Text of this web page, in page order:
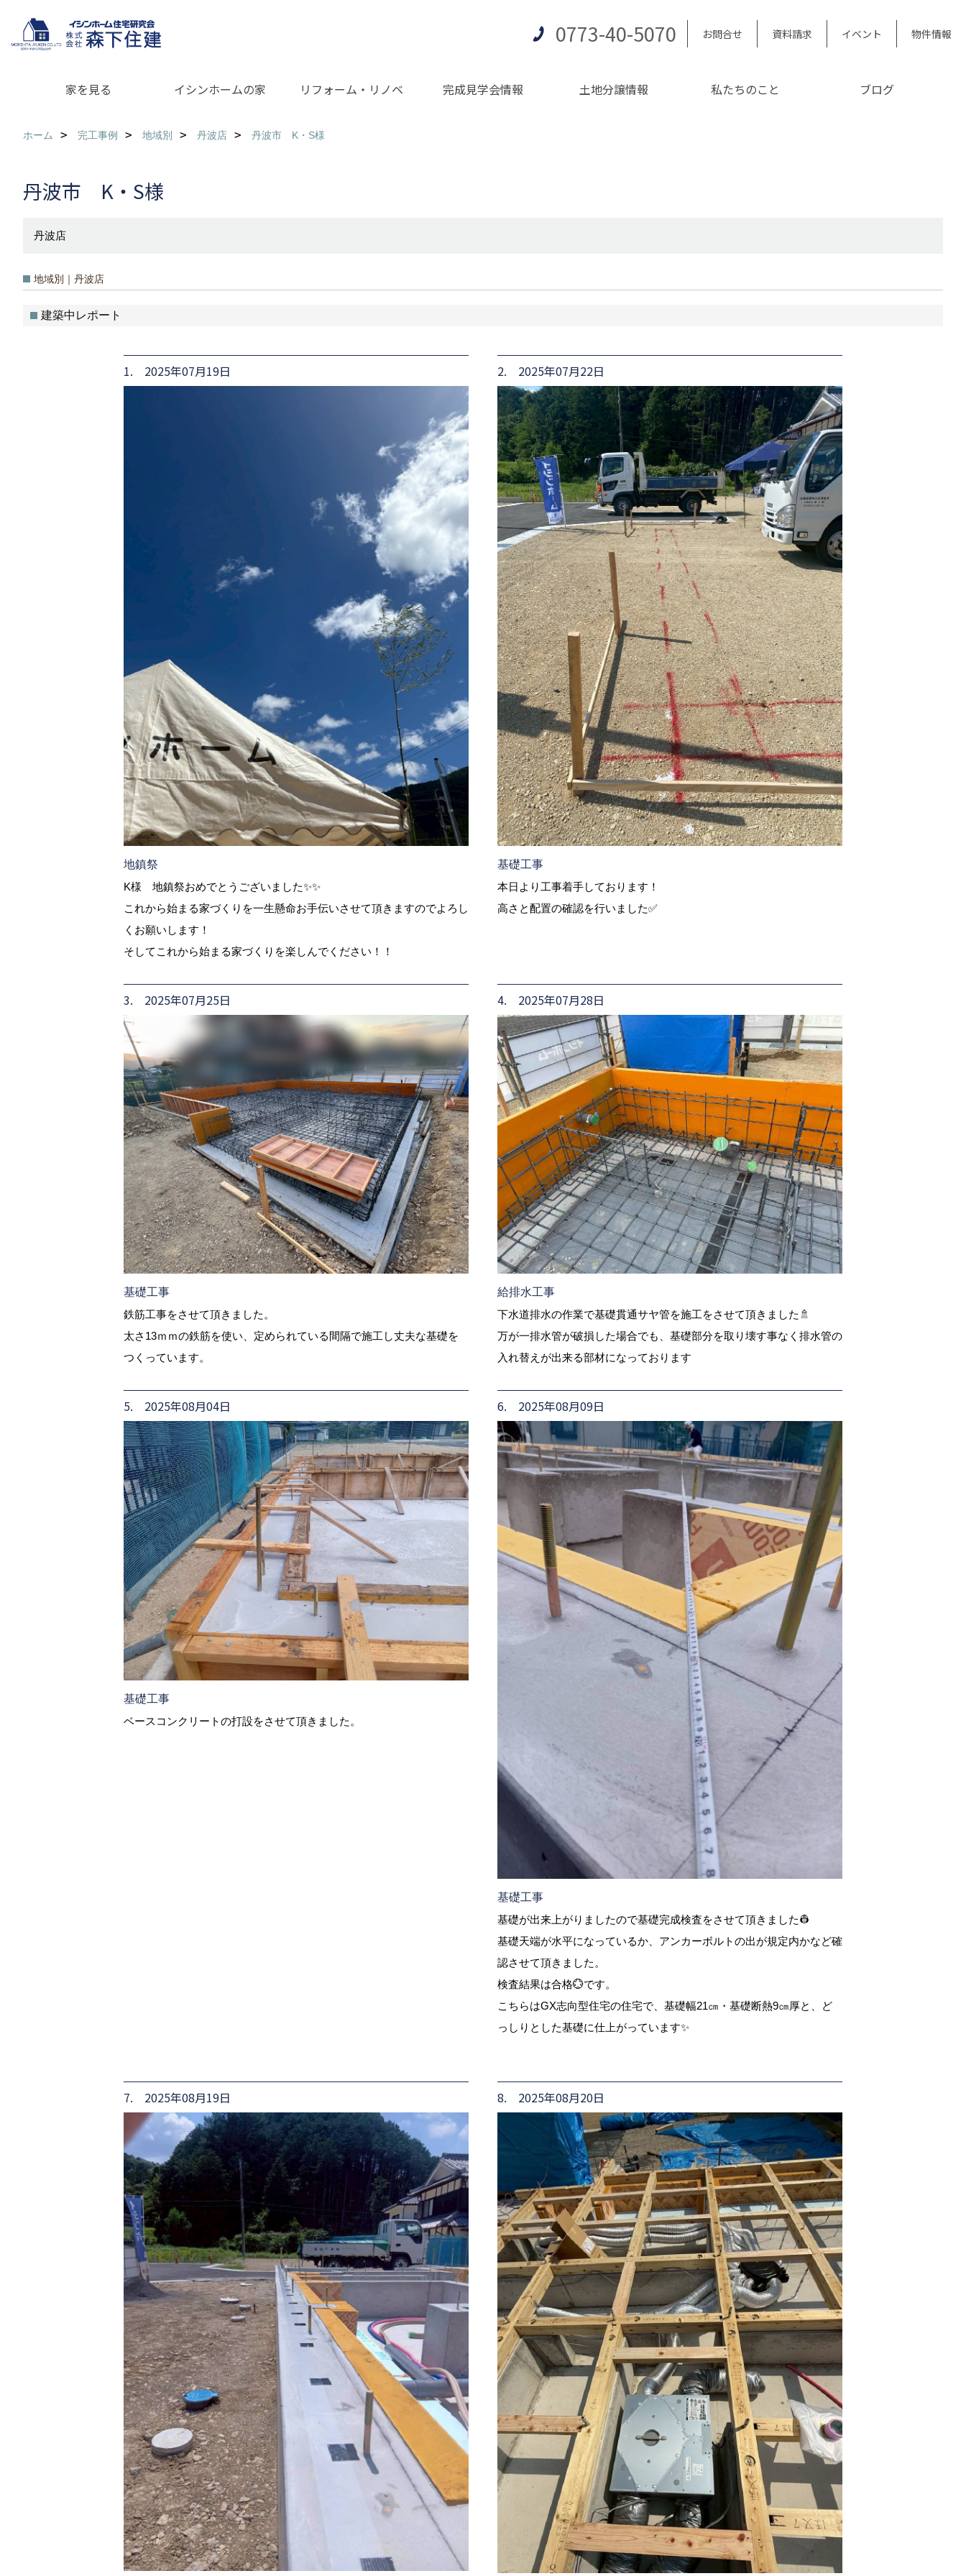
0773-40-5070 お問合せ 資料請求 イベント 物件情報
家を見る イシンホームの家 リフォーム・リノベ 完成見学会情報 土地分譲情報 私たちのこと ブログ
ホーム 完工事例 地域別 丹波店 丹波市 K・S様
丹波市 K・S様
丹波店
地域別｜丹波店
建築中レポート
1. 2025年07月19日
地鎮祭
K様 地鎮祭おめでとうございました✨✨
これから始まる家づくりを一生懸命お手伝いさせて頂きますのでよろし
くお願いします！
そしてこれから始まる家づくりを楽しんでください！！
2. 2025年07月22日
基礎工事
本日より工事着手しております！
高さと配置の確認を行いました✅
3. 2025年07月25日
基礎工事
鉄筋工事をさせて頂きました。
太さ13ｍｍの鉄筋を使い、定められている間隔で施工し丈夫な基礎を
つくっています。
4. 2025年07月28日
給排水工事
下水道排水の作業で基礎貫通サヤ管を施工をさせて頂きました🚿
万が一排水管が破損した場合でも、基礎部分を取り壊す事なく排水管の
入れ替えが出来る部材になっております
5. 2025年08月04日
基礎工事
ベースコンクリートの打設をさせて頂きました。
6. 2025年08月09日
基礎工事
基礎が出来上がりましたので基礎完成検査をさせて頂きました👷
基礎天端が水平になっているか、アンカーボルトの出が規定内かなど確
認させて頂きました。
検査結果は合格💮です。
こちらはGX志向型住宅の住宅で、基礎幅21㎝・基礎断熱9㎝厚と、ど
っしりとした基礎に仕上がっています✨
7. 2025年08月19日 8. 2025年08月20日